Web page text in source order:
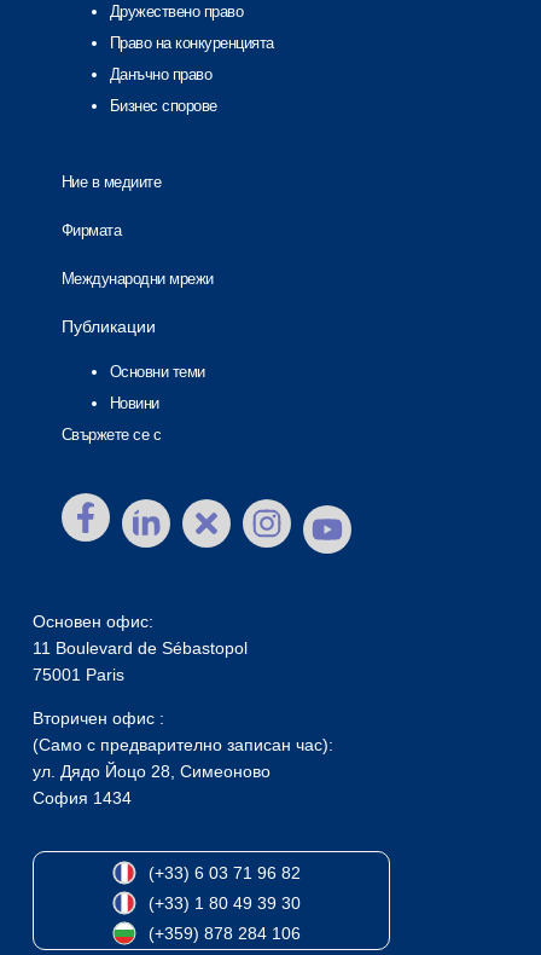
Дружествено право
Право на конкуренцията
Данъчно право
Бизнес спорове
Ние в медиите
Фирмата
Международни мрежи
Публикации
Основни теми
Новини
Свържете се с
Основен офис:
11 Boulevard de Sébastopol
75001 Paris
Вторичен офис :
(Само с предварително записан час):
ул. Дядо Йоцо 28, Симеоново
София 1434
(+33) 6 03 71 96 82
(+33) 1 80 49 39 30
(+359) 878 284 106